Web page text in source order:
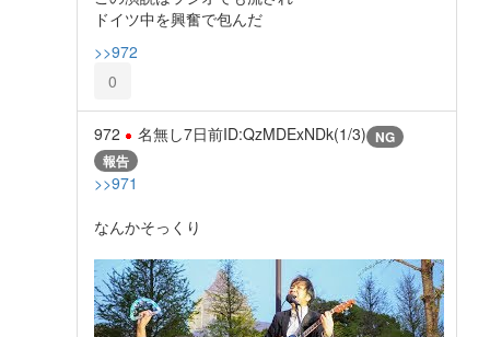
ドイツ中を興奮で包んだ
>>972
0
972 名無し7日前ID:QzMDExNDk(1/3) NG
報告
>>971
なんかそっくり